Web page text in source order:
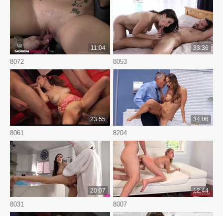
8072
11:04
8053
33:36
8061
23:55
8204
34:06
8031
20:07
8007
12:44